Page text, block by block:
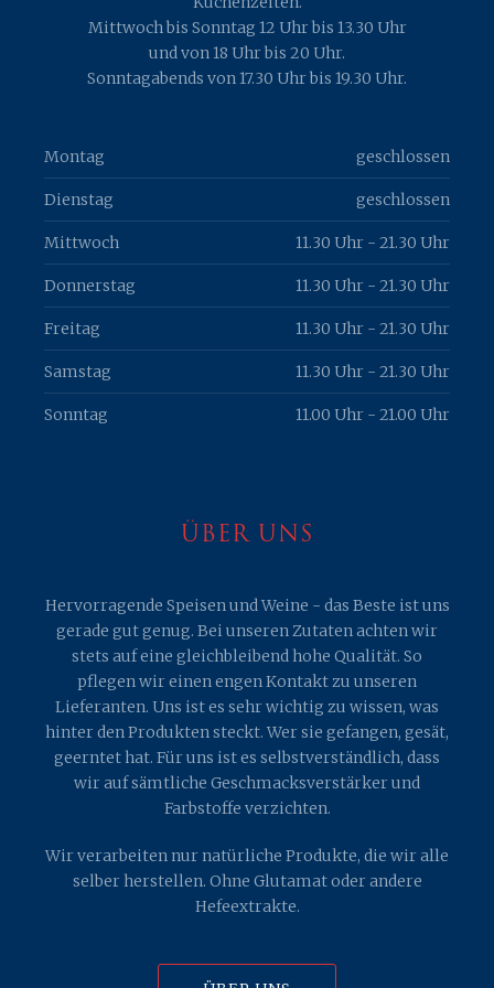
Mittwoch bis Sonntag 12 Uhr bis 13.30 Uhr
und von 18 Uhr bis 20 Uhr.
Sonntagabends von 17.30 Uhr bis 19.30 Uhr.
Montag geschlossen
Dienstag geschlossen
Mittwoch 11.30 Uhr - 21.30 Uhr
Donnerstag 11.30 Uhr - 21.30 Uhr
Freitag 11.30 Uhr - 21.30 Uhr
Samstag 11.30 Uhr - 21.30 Uhr
Sonntag 11.00 Uhr - 21.00 Uhr
ÜBER UNS
Hervorragende Speisen und Weine - das Beste ist uns
gerade gut genug. Bei unseren Zutaten achten wir
stets auf eine gleichbleibend hohe Qualität. So
pflegen wir einen engen Kontakt zu unseren
Lieferanten. Uns ist es sehr wichtig zu wissen, was
hinter den Produkten steckt. Wer sie gefangen, gesät,
geerntet hat. Für uns ist es selbstverständlich, dass
wir auf sämtliche Geschmacksverstärker und
Farbstoffe verzichten.
Wir verarbeiten nur natürliche Produkte, die wir alle
selber herstellen. Ohne Glutamat oder andere
Hefeextrakte.